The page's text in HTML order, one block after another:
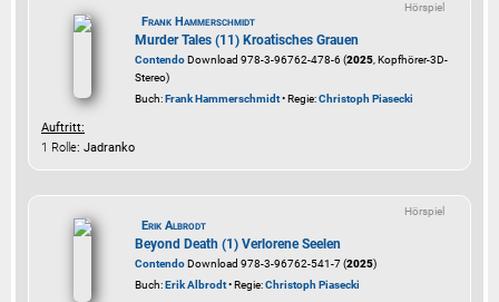
Hörspiel
Frank Hammerschmidt
Murder Tales (11) Kroatisches Grauen
ContendoDownload 978-3-96762-478-6 (2025, Kopfhörer-3D-
Stereo)
Buch:Frank Hammerschmidt• Regie:Christoph Piasecki
Auftritt:
1 Rolle: Jadranko
Hörspiel
Erik Albrodt
Beyond Death (1) Verlorene Seelen
ContendoDownload 978-3-96762-541-7 (2025)
Buch:Erik Albrodt• Regie:Christoph Piasecki